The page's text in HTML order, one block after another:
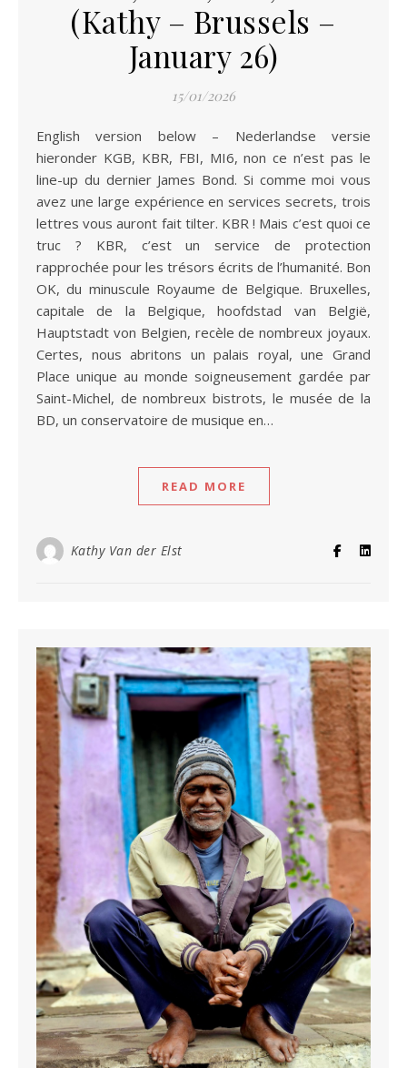
(Kathy – Brussels –
January 26)
15/01/2026
English version below – Nederlandse versie
hieronder KGB, KBR, FBI, MI6, non ce n’est pas le
line-up du dernier James Bond. Si comme moi vous
avez une large expérience en services secrets, trois
lettres vous auront fait tilter. KBR ! Mais c’est quoi ce
truc ? KBR, c’est un service de protection
rapprochée pour les trésors écrits de l’humanité. Bon
OK, du minuscule Royaume de Belgique. Bruxelles,
capitale de la Belgique, hoofdstad van België,
Hauptstadt von Belgien, recèle de nombreux joyaux.
Certes, nous abritons un palais royal, une Grand
Place unique au monde soigneusement gardée par
Saint-Michel, de nombreux bistrots, le musée de la
BD, un conservatoire de musique en…
READ MORE
Kathy Van der Elst